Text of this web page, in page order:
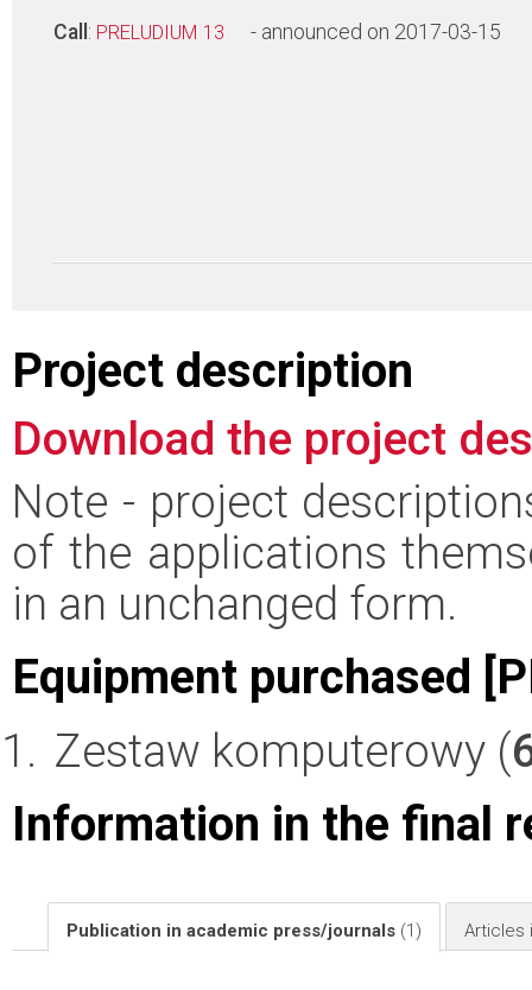
Call : PRELUDIUM 13 - announced on 2017-03-15
Project description
Download the project
Note - project
of the applications
in an unchanged form.
Equipment purchased
Zestaw komputerowy (
Information in the final
Publication in academic press/journals (1) Articles